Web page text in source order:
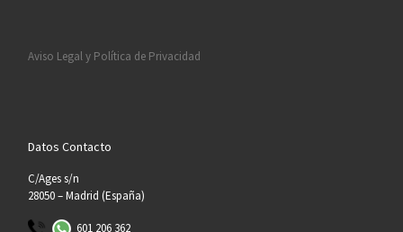
Aviso Legal y Política de Privacidad
Datos Contacto
C/Ages s/n
28050 – Madrid (España)
601 206 362